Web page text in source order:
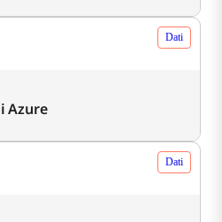
Dati
Azure
Dati